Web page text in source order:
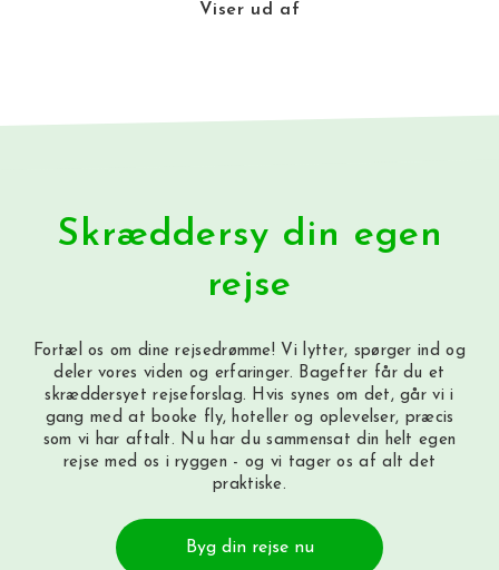
Viser ud af
Skræddersy din egen
rejse
Fortæl os om dine rejsedrømme! Vi lytter, spørger ind og
deler vores viden og erfaringer. Bagefter får du et
skræddersyet rejseforslag. Hvis synes om det, går vi i
gang med at booke fly, hoteller og oplevelser, præcis
som vi har aftalt. Nu har du sammensat din helt egen
rejse med os i ryggen - og vi tager os af alt det
praktiske.
Byg din rejse nu